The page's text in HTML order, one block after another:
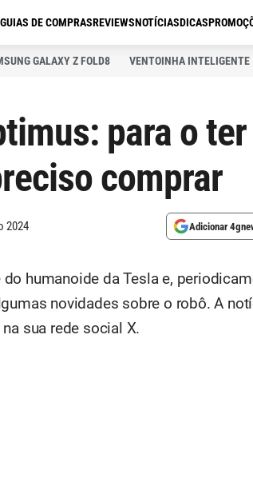
GUIAS DE COMPRASREVIEWSNOTÍCIASDICAS
GALAXY Z FOLD8 VENTOINHA INTELIGENTE
para o
comprar
2024 Adicionar
humanoide da Tesla e,
novidades sobre o robô. A
sua rede social X.